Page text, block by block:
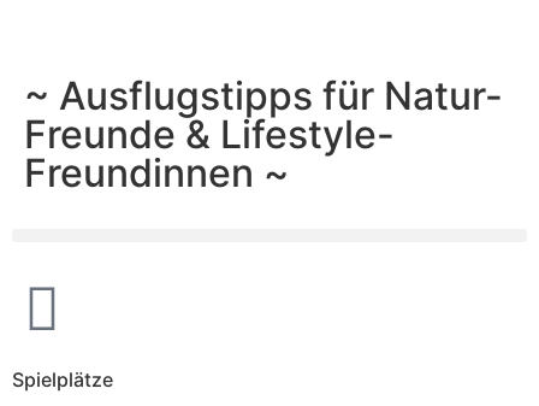
~ Ausflugstipps für Natur-
Freunde & Lifestyle-
Freundinnen ~
Spielplätze